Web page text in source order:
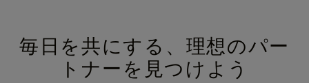
毎日を共にする、理想のパー
トナーを見つけよう